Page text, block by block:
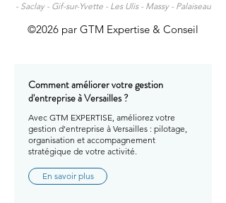
- Saclay - Gif-sur-Yvette - Les Ulis - Massy - Palaiseau
©2026 par GTM Expertise & Conseil
Comment améliorer votre gestion
d'entreprise à Versailles ?
Avec GTM EXPERTISE, améliorez votre
gestion d'entreprise à Versailles : pilotage,
organisation et accompagnement
stratégique de votre activité.
En savoir plus